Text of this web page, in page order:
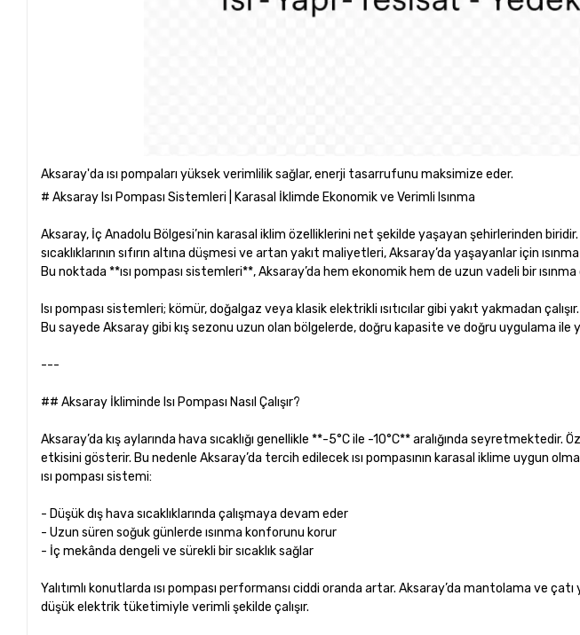
Aksaray'da ısı pompaları yüksek verimlilik sağlar, enerji tasarrufunu maksimize eder.
# Aksaray Isı Pompası Sistemleri | Karasal İklimde Ekonomik ve Verimli Isınma
Aksaray, İç Anadolu Bölgesi’nin karasal iklim özelliklerini net şekilde yaşayan şehirlerinden biridir.
sıcaklıklarının sıfırın altına düşmesi ve artan yakıt maliyetleri, Aksaray’da yaşayanlar için
Bu noktada **ısı pompası sistemleri**, Aksaray’da hem ekonomik hem de uzun vadeli bir
Isı pompası sistemleri; kömür, doğalgaz veya klasik elektrikli ısıtıcılar gibi yakıt yakmadan
Bu sayede Aksaray gibi kış sezonu uzun olan bölgelerde, doğru kapasite ve doğru uygulama
---
## Aksaray İkliminde Isı Pompası Nasıl Çalışır?
Aksaray’da kış aylarında hava sıcaklığı genellikle **-5°C ile -10°C** aralığında
etkisini gösterir. Bu nedenle Aksaray’da tercih edilecek ısı pompasının karasal iklime uygun
ısı pompası sistemi:
- Düşük dış hava sıcaklıklarında çalışmaya devam eder
- Uzun süren soğuk günlerde ısınma konforunu korur
- İç mekânda dengeli ve sürekli bir sıcaklık sağlar
Yalıtımlı konutlarda ısı pompası performansı ciddi oranda artar. Aksaray’da mantolama ve çatı
düşük elektrik tüketimiyle verimli şekilde çalışır.